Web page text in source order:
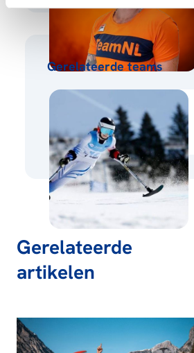
Gerelateerde teams
Gerelateerde
artikelen